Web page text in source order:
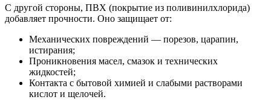
С другой стороны, ПВХ (покрытие из поливинилхлорида)
добавляет прочности. Оно защищает от:
Механических повреждений — порезов, царапин,
истирания;
Проникновения масел, смазок и технических
жидкостей;
Контакта с бытовой химией и слабыми растворами
кислот и щелочей.